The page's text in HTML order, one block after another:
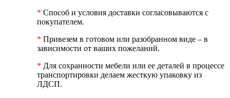
* Способ и условия доставки согласовываются с
покупателем.
* Привезем в готовом или разобранном виде – в
зависимости от ваших пожеланий.
* Для сохранности мебели или ее деталей в процессе
транспортировки делаем жесткую упаковку из
ЛДСП.